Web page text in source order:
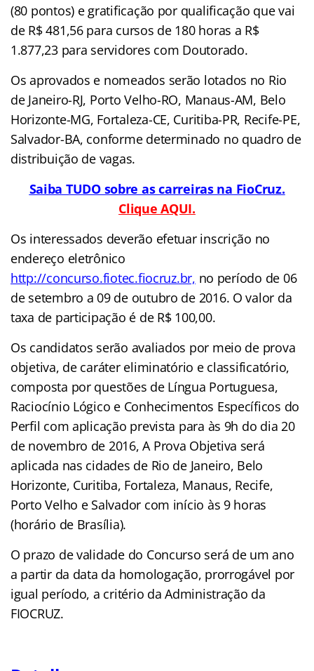
(80 pontos) e gratificação por qualificação que vai
de R$ 481,56 para cursos de 180 horas a R$
1.877,23 para servidores com Doutorado.
Os aprovados e nomeados serão lotados no Rio
de Janeiro-RJ, Porto Velho-RO, Manaus-AM, Belo
Horizonte-MG, Fortaleza-CE, Curitiba-PR, Recife-PE,
Salvador-BA, conforme determinado no quadro de
distribuição de vagas.
Saiba TUDO sobre as carreiras na FioCruz.
Clique AQUI.
Os interessados deverão efetuar inscrição no
endereço eletrônico
http://concurso.fiotec.fiocruz.br, no período de 06
de setembro a 09 de outubro de 2016. O valor da
taxa de participação é de R$ 100,00.
Os candidatos serão avaliados por meio de prova
objetiva, de caráter eliminatório e classificatório,
composta por questões de Língua Portuguesa,
Raciocínio Lógico e Conhecimentos Específicos do
Perfil com aplicação prevista para às 9h do dia 20
de novembro de 2016, A Prova Objetiva será
aplicada nas cidades de Rio de Janeiro, Belo
Horizonte, Curitiba, Fortaleza, Manaus, Recife,
Porto Velho e Salvador com início às 9 horas
(horário de Brasília).
O prazo de validade do Concurso será de um ano
a partir da data da homologação, prorrogável por
igual período, a critério da Administração da
FIOCRUZ.